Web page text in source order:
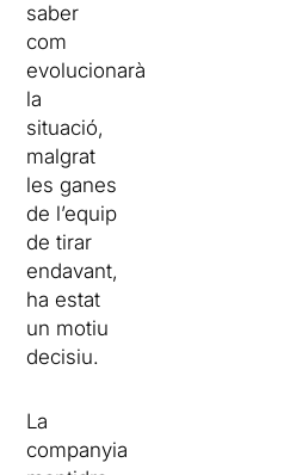
saber
com
evolucionarà
la
situació,
malgrat
les ganes
de l’equip
de tirar
endavant,
ha estat
un motiu
decisiu.
La
companyia